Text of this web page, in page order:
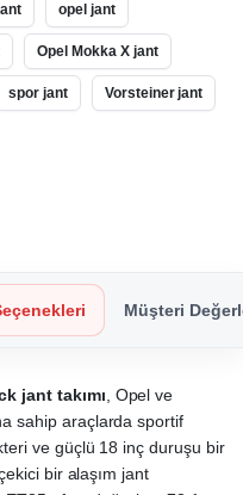
opel jant
Opel Mokka X jant
spor jant Vorsteiner jant
Müşteri
jant takımı , Opel ve
sahip araçlarda sportif
ve güçlü 18 inç duruşu bir
bir alaşım jant